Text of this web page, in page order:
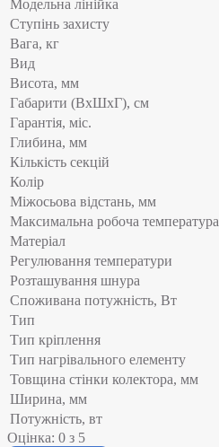
Модельна лінійка
Ступінь захисту
Вага, кг
Вид
Висота, мм
Габарити (ВхШхГ), см
Гарантія, міс.
Глибина, мм
Кількість секцій
Колір
Міжосьова відстань, мм
Максимальна робоча температура
Матеріал
Регулювання температури
Розташування шнура
Споживана потужність, Вт
Тип
Тип кріплення
Тип нагрівального елементу
Товщина стінки колектора, мм
Ширина, мм
Потужність, вт
Оцінка: 0 з 5